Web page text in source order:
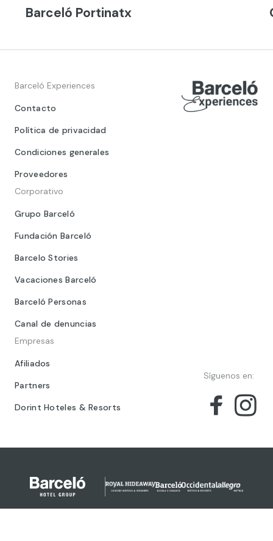
Barceló Portinatx
Barceló Experiences
Contacto
Política de privacidad
Condiciones generales
Proveedores
Corporativo
Grupo Barceló
Fundación Barceló
Barcelo Stories
Vacaciones Barceló
Barceló Personas
Canal de denuncias
Empresas
Afiliados
Partners
Dorint Hoteles & Resorts
Síguenos en: